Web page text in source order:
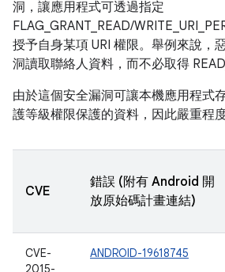
洞，讓應用程式可透過指定
FLAG_GRANT_READ/
授予自身某項 URI 權限。舉例來說，
洞讀取聯絡人資料，而不必取得
由於這個安全漏洞可讓本機應用程式
護等級權限保護的資料，因此嚴重程
CVE
錯誤 (附有 Android 開
放原始碼計畫連結)
CVE-
2015-
ANDROID-19618745